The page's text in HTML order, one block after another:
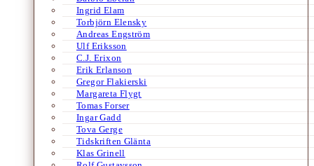
Ingrid Elam
Torbjörn Elensky
Andreas Engström
Ulf Eriksson
C.J. Erixon
Erik Erlanson
Gregor Flakierski
Margareta Flygt
Tomas Forser
Ingar Gadd
Tova Gerge
Tidskriften Glänta
Klas Grinell